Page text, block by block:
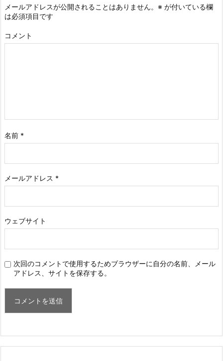
メールアドレスが公開されることはありません。 ※ が付いている欄
は必須項目です
コメント
名前 *
メールアドレス *
ウェブサイト
次回のコメントで使用するためブラウザーに自分の名前、メール
アドレス、サイトを保存する。